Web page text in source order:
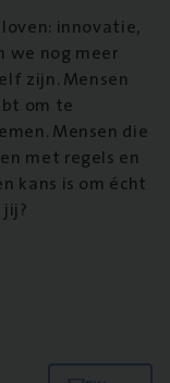
innovatie,
we nog meer
zijn. Mensen
om te
Mensen die
met regels en
kans is om écht